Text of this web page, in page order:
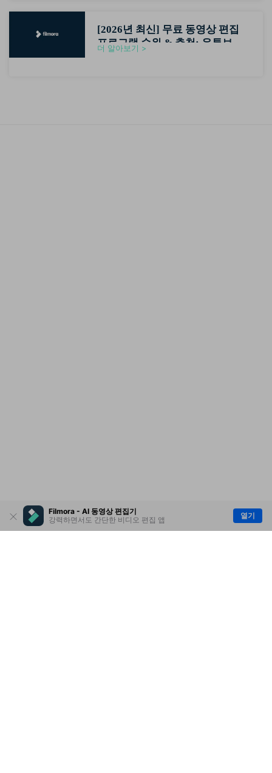
Filmora - AI 동영상 편집기
강력하면서도 간단한 비디오 편집 앱
열기
[2026년 최신] 무료 동영상 편집
프로그램 순위 & 추천: 유튜브 초
보자용 영상편집기 가이드
더 알아보기 >